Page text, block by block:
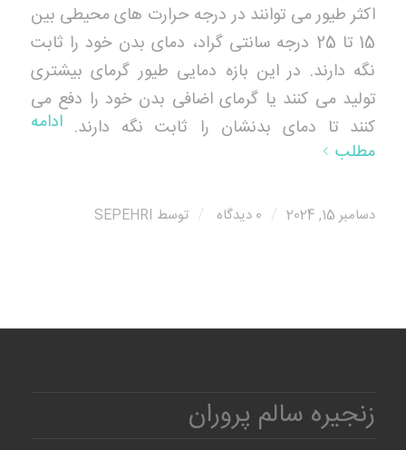
اکثر طیور می توانند در درجه حرارت های محیطی بین
15 تا 25 درجه سانتی گراد، دمای بدن خود را ثابت
نگه دارند. در این بازه دمایی طیور گرمای بیشتری
تولید می کنند یا گرمای اضافی بدن خود را دفع می
کنند تا دمای بدنشان را ثابت نگه دارند.ادامه
مطلب
دسامبر 15, 2024 / 0 دیدگاه / توسط SEPEHRI
زنجیره سالم پروران